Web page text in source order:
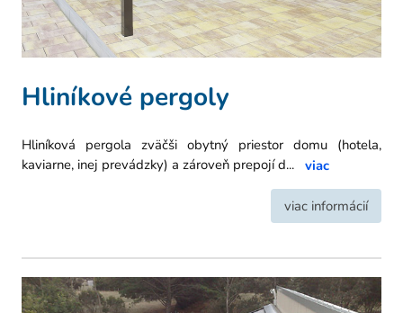
Hliníkové pergoly
Hliníková pergola zväčši obytný priestor domu (hotela,
kaviarne, inej prevádzky) a zároveň prepojí d... viac
viac informácií